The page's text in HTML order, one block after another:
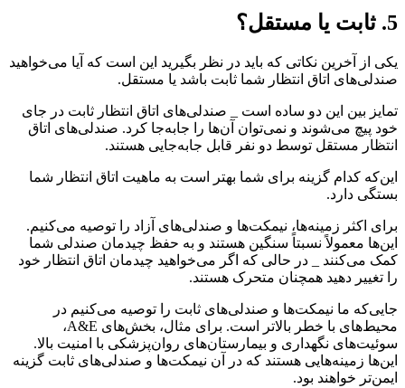
5. ثابت یا مستقل؟
یکی از آخرین نکاتی که باید در نظر بگیرید این است که آیا می‌خواهید
صندلی‌های اتاق انتظار شما ثابت باشد یا مستقل.
تمایز بین این دو ساده است _ صندلی‌های اتاق انتظار ثابت در جای
خود پیچ می‌شوند و نمی‌توان آن‌ها را جابه‌جا کرد. صندلی‌های اتاق
انتظار مستقل توسط دو نفر قابل جابه‌جایی هستند.
این‌که کدام گزینه برای شما بهتر است به ماهیت اتاق انتظار شما
بستگی دارد.
برای اکثر زمینه‌ها، نیمکت‌ها و صندلی‌های آزاد را توصیه می‌کنیم.
این‌ها معمولاً نسبتاً سنگین هستند و به حفظ چیدمان صندلی شما
کمک می‌کنند _ در حالی که اگر می‌خواهید چیدمان اتاق انتظار خود
را تغییر دهید همچنان متحرک هستند.
جایی‌که ما نیمکت‌ها و صندلی‌های ثابت را توصیه می‌کنیم در
محیط‌های با خطر بالاتر است. برای مثال، بخش‌های A&E،
سوئیت‌های نگهداری و بیمارستان‌های روان‌پزشکی با امنیت بالا.
این‌ها زمینه‌هایی هستند که در آن نیمکت‌ها و صندلی‌های ثابت گزینه
ایمن‌تر خواهند بود.